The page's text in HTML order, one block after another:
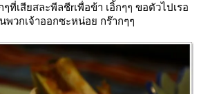
ที่เสียสละพีลชีrเพื่อข้า เอิ้กๆๆ ขอตัวไปเรอ
พวกเจ้าออกซะหน่อย กร๊ากๆๆ